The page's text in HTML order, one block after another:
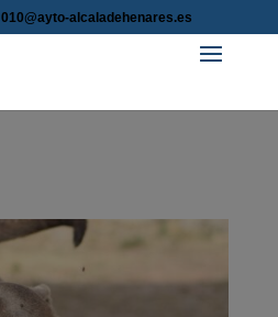
010@ayto-alcaladehenares.es